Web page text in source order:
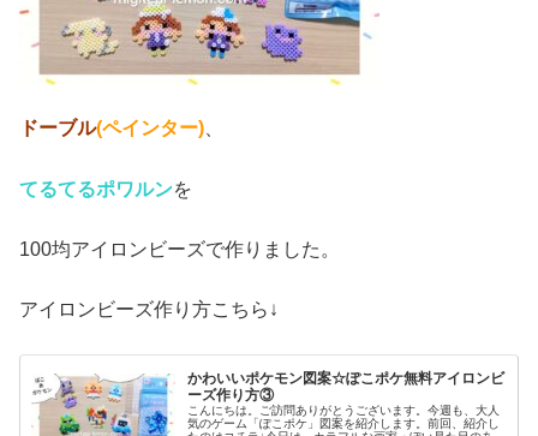
ドーブル(ペインター)
てるてるポワルンを
100均アイロンビーズで作りました。
アイロンビーズ作り方こちら↓
かわいいポケモン図案☆ぽこポケ無料アイロンビ
ーズ作り方③
こんにちは。ご訪問ありがとうございます。今週も、大人
気のゲーム「ぽこポケ」図案を紹介します。前回、紹介し